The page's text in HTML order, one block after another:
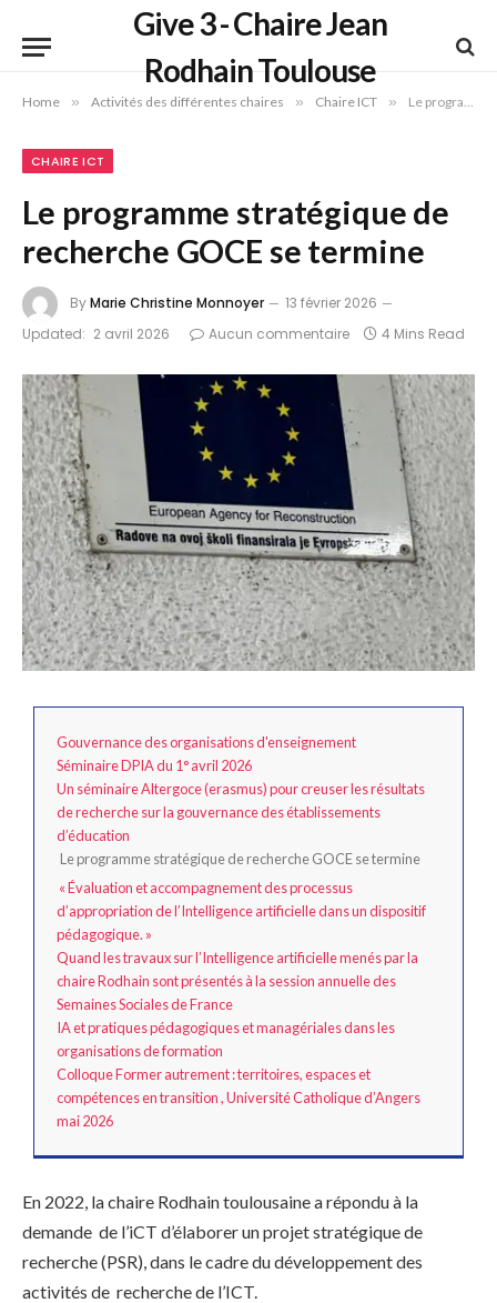
Give 3 - Chaire Jean
Rodhain Toulouse
Home » Activités des différentes chaires » Chaire ICT » Le programme stratégique de recherche GOCE se termine
CHAIRE ICT
Le programme stratégique de
recherche GOCE se termine
ByMarie Christine Monnoyer
13 février 2026
Updated: 2 avril 2026 Aucun commentaire 4 Mins Read
Gouvernance des organisations d'enseignement
Séminaire DPIA du 1° avril 2026
Un séminaire Altergoce (erasmus) pour creuser les résultats
de recherche sur la gouvernance des établissements
d’éducation
Le programme stratégique de recherche GOCE se termine
« Évaluation et accompagnement des processus
d’appropriation de l’Intelligence artificielle dans un dispositif
pédagogique. »
Quand les travaux sur l’Intelligence artificielle menés par la
chaire Rodhain sont présentés à la session annuelle des
Semaines Sociales de France
IA et pratiques pédagogiques et managériales dans les
organisations de formation
Colloque Former autrement : territoires, espaces et
compétences en transition , Université Catholique d’Angers
mai 2026
En 2022, la chaire Rodhain toulousaine a répondu à la
demande de l’iCT d’élaborer un projet stratégique de
recherche (PSR), dans le cadre du développement des
activités de recherche de l’ICT.